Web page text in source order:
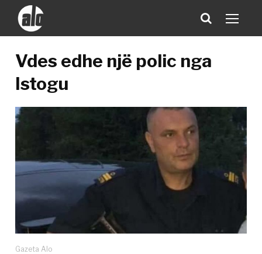
Vdes edhe një polic nga
Istogu
Gazeta Alo